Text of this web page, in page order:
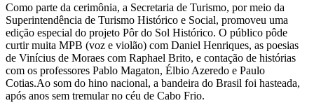
Como parte da cerimônia, a Secretaria de Turismo, por meio da
Superintendência de Turismo Histórico e Social, promoveu uma
edição especial do projeto Pôr do Sol Histórico. O público pôde
curtir muita MPB (voz e violão) com Daniel Henriques, as poesias
de Vinícius de Moraes com Raphael Brito, e contação de histórias
com os professores Pablo Magaton, Élbio Azeredo e Paulo
Cotias.Ao som do hino nacional, a bandeira do Brasil foi hasteada,
após anos sem tremular no céu de Cabo Frio.